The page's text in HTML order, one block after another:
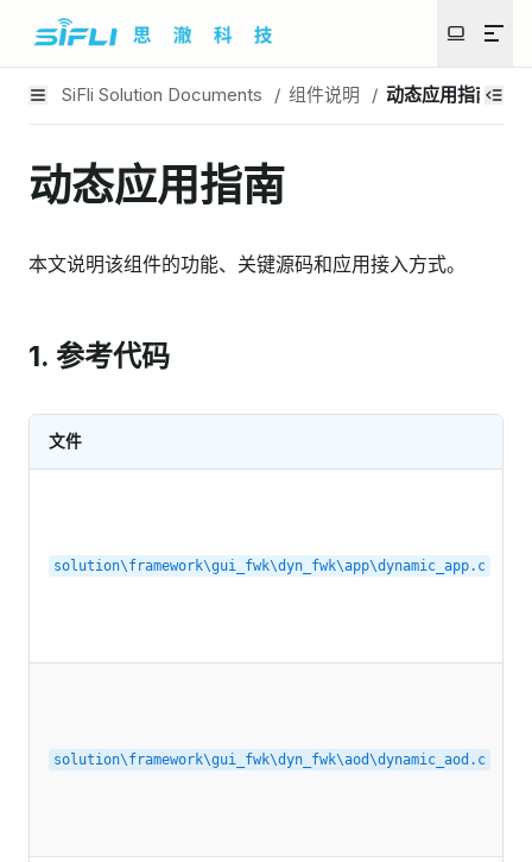
SiFli Solution Documents / 组件说明 / 动态应用指南
动态应用指南
本文说明该组件的功能、关键源码和应用接入方式。
1. 参考代码
文件
solution\framework\gui_fwk\dyn_fwk\app\dynamic_app.c
solution\framework\gui_fwk\dyn_fwk\aod\dynamic_aod.c